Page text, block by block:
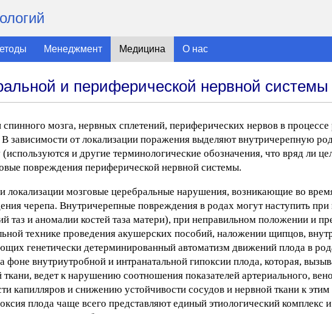
Менеджмент Медицина О нас
и периферической нервной системы
мозга, нервных сплетений, периферических нервов в
зависимости от локализации поражения выделяют внутричерепную
и другие терминологические обозначения, что вряд ли
повреждения периферической нервной системы.
локализации мозговые церебральные нарушения, возникающие во
черепа. Внутричерепные повреждения в родах могут наступить при
таз и аномалии костей таза матери), при неправильном положении и
технике проведения акушерских пособий, наложении щипцов,
генетически детерминированный автоматизм движений плода в
фоне внутриутробной и интранатальной гипоксии плода, которая,
ведет к нарушению соотношения показателей артериального,
капилляров и снижению устойчивости сосудов и нервной ткани к
плода чаще всего представляют единый этиологический комплекс